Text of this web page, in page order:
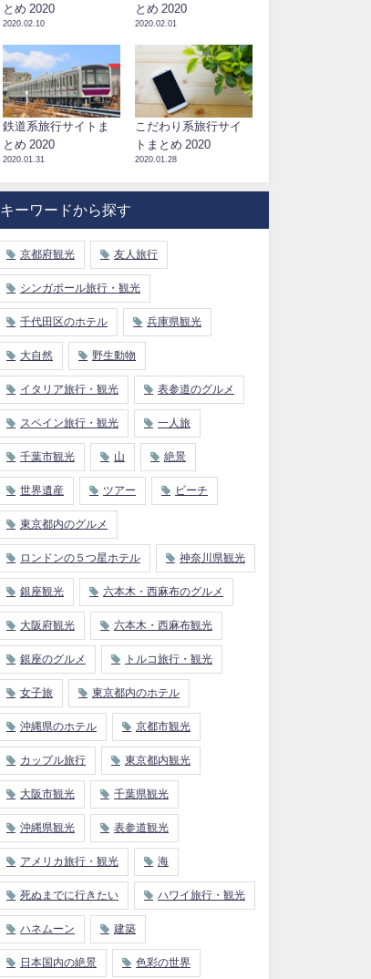
とめ 2020
2020.02.10
とめ 2020
2020.02.01
鉄道系旅行サイトま
とめ 2020
2020.01.31
こだわり系旅行サイ
トまとめ 2020
2020.01.28
キーワードから探す
京都府観光 友人旅行
シンガポール旅行・観光
千代田区のホテル 兵庫県観光
大自然 野生動物
イタリア旅行・観光 表参道のグルメ
スペイン旅行・観光 一人旅
千葉市観光 山 絶景
世界遺産 ツアー ビーチ
東京都内のグルメ
ロンドンの５つ星ホテル 神奈川県観光
銀座観光 六本木・西麻布のグルメ
大阪府観光 六本木・西麻布観光
銀座のグルメ トルコ旅行・観光
女子旅 東京都内のホテル
沖縄県のホテル 京都市観光
カップル旅行 東京都内観光
大阪市観光 千葉県観光
沖縄県観光 表参道観光
アメリカ旅行・観光 海
死ぬまでに行きたい ハワイ旅行・観光
ハネムーン 建築
日本国内の絶景 色彩の世界